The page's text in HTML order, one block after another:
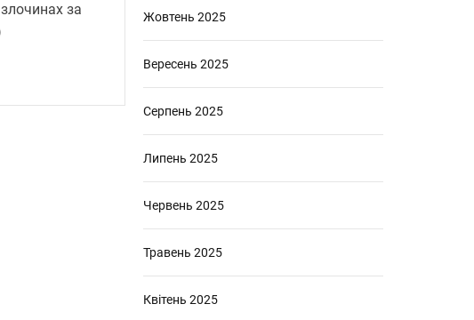
за
Жовтень 2025
Вересень 2025
Серпень 2025
Липень 2025
Червень 2025
Травень 2025
Квітень 2025